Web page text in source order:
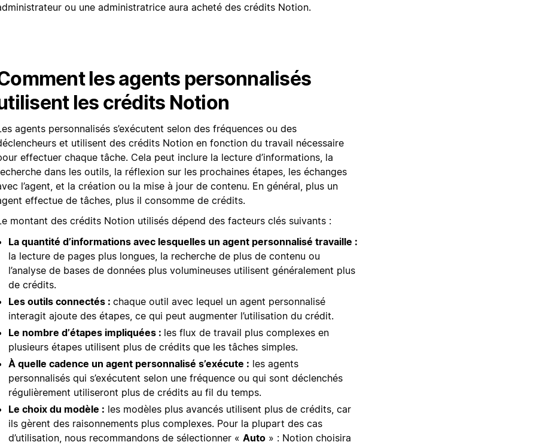
ou une administratrice aura acheté des crédits Notion.
les agents personnalisés
les crédits Notion
agents personnalisés s’exécutent selon des fréquences ou des
et utilisent des crédits Notion en fonction du travail nécessaire
effectuer chaque tâche. Cela peut inclure la lecture d’informations, la
dans les outils, la réflexion sur les prochaines étapes, les échanges
l’agent, et la création ou la mise à jour de contenu. En général, plus un
effectue de tâches, plus il consomme de crédits.
montant des crédits Notion utilisés dépend des facteurs clés suivants :
La quantité d’informations avec lesquelles un agent personnalisé travaille :
la lecture de pages plus longues, la recherche de plus de contenu ou
l’analyse de bases de données plus volumineuses utilisent généralement plus
de crédits.
Les outils connectés : chaque outil avec lequel un agent personnalisé
interagit ajoute des étapes, ce qui peut augmenter l’utilisation du crédit.
Le nombre d’étapes impliquées : les flux de travail plus complexes en
plusieurs étapes utilisent plus de crédits que les tâches simples.
À quelle cadence un agent personnalisé s’exécute : les agents
personnalisés qui s’exécutent selon une fréquence ou qui sont déclenchés
régulièrement utiliseront plus de crédits au fil du temps.
Le choix du modèle : les modèles plus avancés utilisent plus de crédits, car
ils gèrent des raisonnements plus complexes. Pour la plupart des cas
d’utilisation, nous recommandons de sélectionner « Auto » : Notion choisira